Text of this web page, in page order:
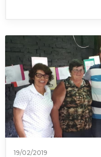
19/02/2019